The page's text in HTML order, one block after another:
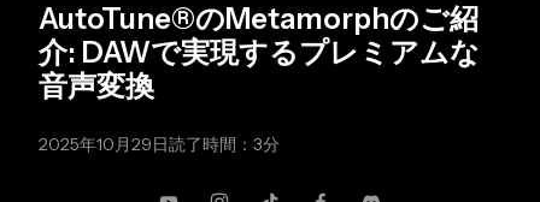
AutoTune®のMetamorphのご紹
介: DAWで実現するプレミアムな
音声変換
2025年10月29日読了時間：3分